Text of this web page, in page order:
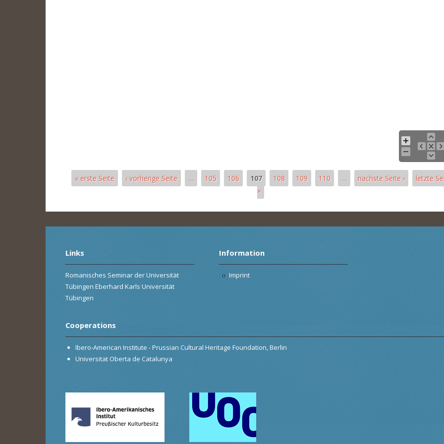
« erste Seite ‹ vorherige Seite … 105 106 107 108 109 110 … nächste Seite ›
letzte
»
Links
Romanisches Seminar der Universität
Tübingen Eberhard Karls Universität
Tübingen
Information
Imprint
Cooperations
Ibero-American Institute - Prussian Cultural Heritage Foundation, Berlin
Universitat Oberta de Catalunya